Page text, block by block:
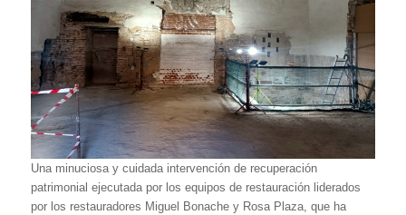
Una minuciosa y cuidada intervención de recuperación
patrimonial ejecutada por los equipos de restauración liderados
por los restauradores Miguel Bonache y Rosa Plaza, que ha